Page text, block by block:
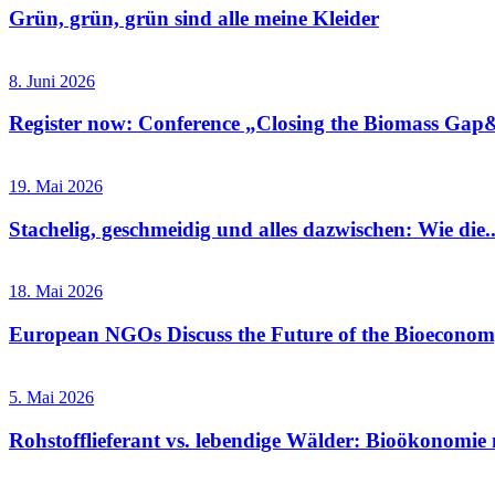
Grün, grün, grün sind alle meine Kleider
8. Juni 2026
Register now: Conference „Closing the Biomass
19. Mai 2026
Stachelig, geschmeidig und alles dazwischen: Wie
18. Mai 2026
European NGOs Discuss the Future of the
5. Mai 2026
Rohstofflieferant vs. lebendige Wälder: Bioökonomie